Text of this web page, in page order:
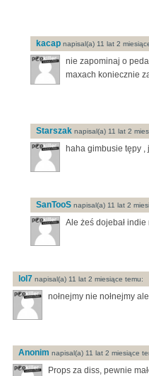
kacap napisal(a) 11 lat 2
nie zapominaj o
maxach koniecznie
Starszak napisal(a) 11 lat 2
haha gimbusie tępy
SanTooS napisal(a) 11 lat 2
Ale żeś dojebał
lol7 napisal(a) 11 lat 2 miesiące temu:
nołnejmy nie nołnejmy
Anonim napisal(a) 11 lat 2 miesiące
Props za diss, pewnie